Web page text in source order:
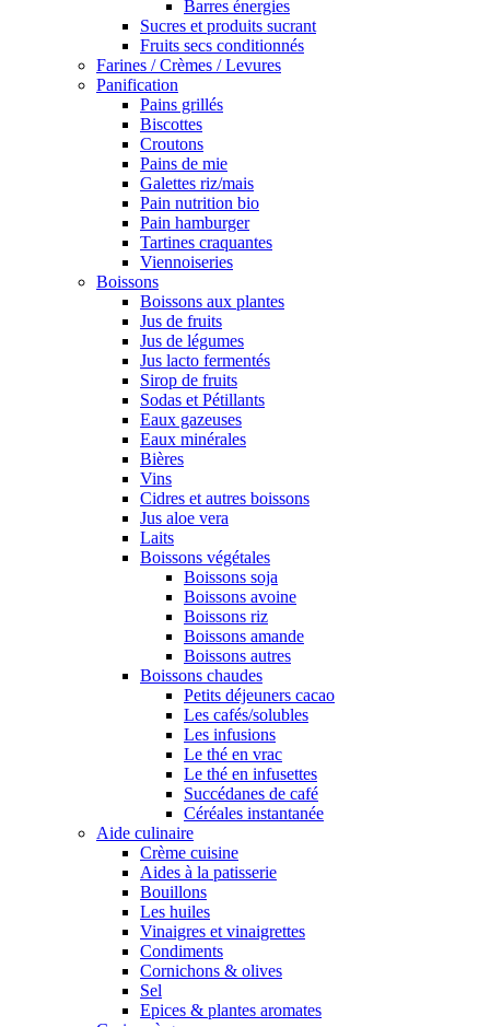
Barres énergies
Sucres et produits sucrant
Fruits secs conditionnés
Farines / Crèmes / Levures
Panification
Pains grillés
Biscottes
Croutons
Pains de mie
Galettes riz/mais
Pain nutrition bio
Pain hamburger
Tartines craquantes
Viennoiseries
Boissons
Boissons aux plantes
Jus de fruits
Jus de légumes
Jus lacto fermentés
Sirop de fruits
Sodas et Pétillants
Eaux gazeuses
Eaux minérales
Bières
Vins
Cidres et autres boissons
Jus aloe vera
Laits
Boissons végétales
Boissons soja
Boissons avoine
Boissons riz
Boissons amande
Boissons autres
Boissons chaudes
Petits déjeuners cacao
Les cafés/solubles
Les infusions
Le thé en vrac
Le thé en infusettes
Succédanes de café
Céréales instantanée
Aide culinaire
Crème cuisine
Aides à la patisserie
Bouillons
Les huiles
Vinaigres et vinaigrettes
Condiments
Cornichons & olives
Sel
Epices & plantes aromates